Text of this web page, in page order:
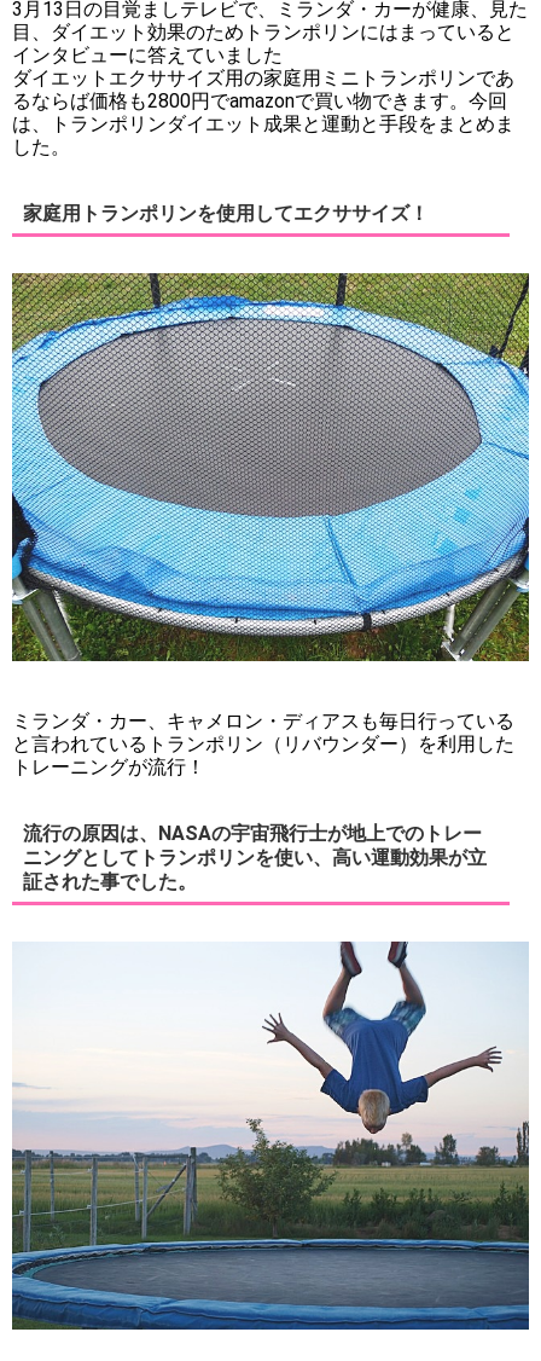
3月13日の目覚ましテレビで、ミランダ・カーが健康、見た
目、ダイエット効果のためトランポリンにはまっていると
インタビューに答えていました
ダイエットエクササイズ用の家庭用ミニトランポリンであ
るならば価格も2800円でamazonで買い物できます。今回
は、トランポリンダイエット成果と運動と手段をまとめま
した。
家庭用トランポリンを使用してエクササイズ！
ミランダ・カー、キャメロン・ディアスも毎日行っている
と言われているトランポリン（リバウンダー）を利用した
トレーニングが流行！
流行の原因は、NASAの宇宙飛行士が地上でのトレー
ニングとしてトランポリンを使い、高い運動効果が立
証された事でした。